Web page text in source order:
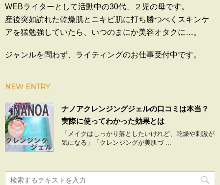
WEBライターとして活動中の30代、２児の母です。
産後突如訪れた乾燥肌とニキビ肌に打ち勝つべくスキンケ
アを猛勉強していたら、いつのまにか美容オタクに…。
ジャンルを問わず、ライティングのお仕事受付中です。
NEW ENTRY
ナノアクレンジングジェルの口コミは本当？
実際に使ってわかった効果とは
「メイクはしっかり落としたいけれど、乾燥や刺激が
気になる」「クレンジングが美肌づ ...